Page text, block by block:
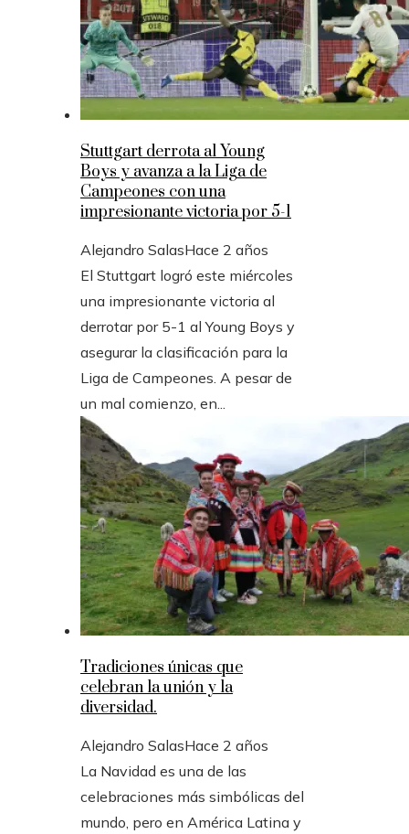
Stuttgart derrota al Young
Boys y avanza a la Liga de
Campeones con una
impresionante victoria por 5-1
Alejandro SalasHace 2 años
El Stuttgart logró este miércoles
una impresionante victoria al
derrotar por 5-1 al Young Boys y
asegurar la clasificación para la
Liga de Campeones. A pesar de
un mal comienzo, en...
Tradiciones únicas que
celebran la unión y la
diversidad.
Alejandro SalasHace 2 años
La Navidad es una de las
celebraciones más simbólicas del
mundo, pero en América Latina y